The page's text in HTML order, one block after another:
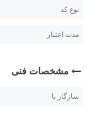
نوع کد
مدت اعتبار
مشخصات فنی
سازگار با